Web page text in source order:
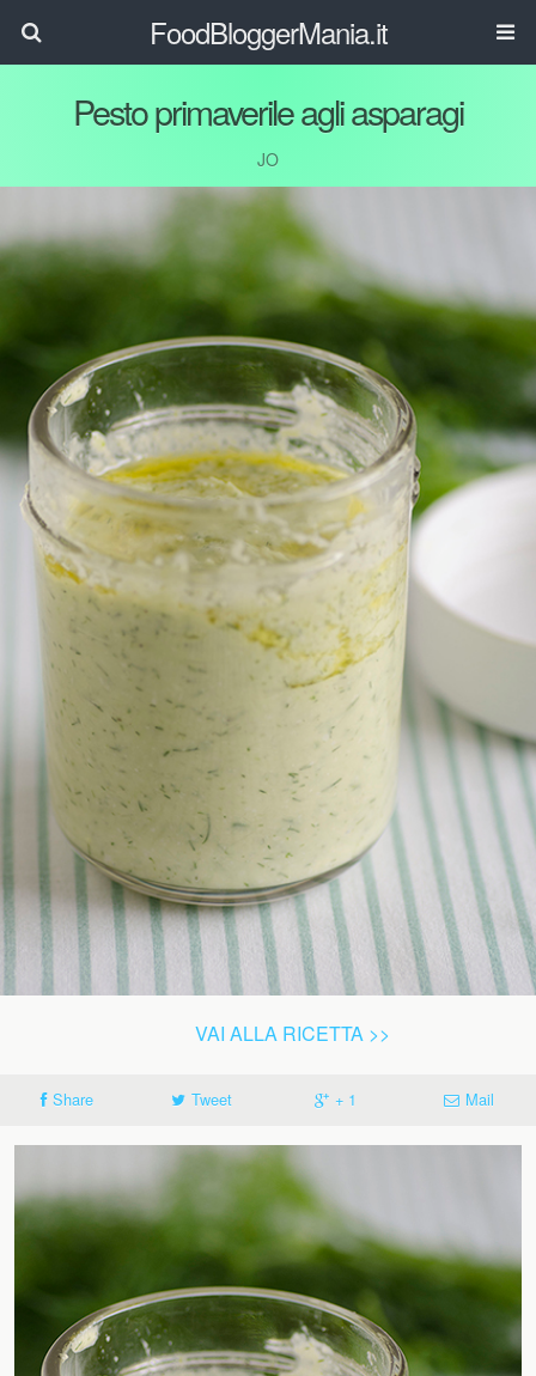
FoodBloggerMania.it
Pesto primaverile agli asparagi
JO
VAI ALLA RICETTA >>
Share Tweet + 1 Mail